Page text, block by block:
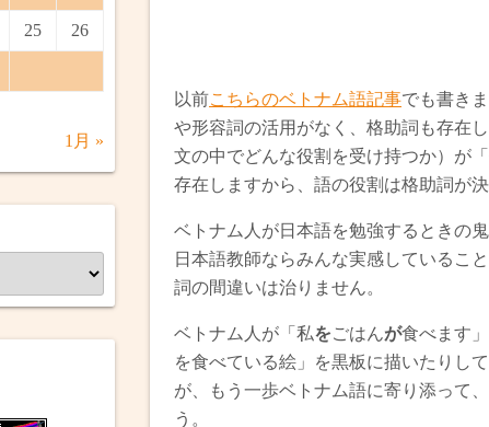
以前こちらのベトナム語記事でも書き
や形容詞の活用がなく、格助詞も存在
文の中でどんな役割を受け持つか）が
存在しますから、語の役割は格助詞が決
ベトナム人が日本語を勉強するときの
日本語教師ならみんな実感しているこ
詞の間違いは治りません。
ベトナム人が「私をごはんが食べます
を食べている絵」を黒板に描いたりし
が、もう一歩ベトナム語に寄り添って
う。
25 26
1月 »